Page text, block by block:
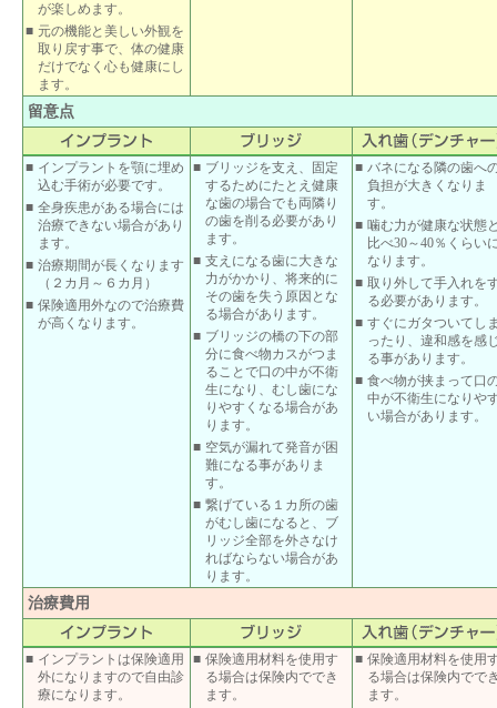
が楽しめます。
■ 元の機能と美しい外観を
取り戻す事で、体の健康
だけでなく心も健康にし
ます。
留意点
■ インプラントを顎に埋め
込む手術が必要です。
■ 全身疾患がある場合には
治療できない場合があり
ます。
■ 治療期間が長くなります
（２カ月～６カ月）
■ 保険適用外なので治療費
が高くなります。
■ ブリッジを支え、固定
するためにたとえ健康
な歯の場合でも両隣り
の歯を削る必要があり
ます。
■ 支えになる歯に大きな
力がかかり、将来的に
その歯を失う原因とな
る場合があります。
■ ブリッジの橋の下の部
分に食べ物カスがつま
ることで口の中が不衛
生になり、むし歯にな
りやすくなる場合があ
ります。
■ 空気が漏れて発音が困
難になる事がありま
す。
■ 繋げている１カ所の歯
がむし歯になると、ブ
リッジ全部を外さなけ
ればならない場合があ
ります。
■ バネになる隣の歯へ
負担が大きくなりま
す。
■ 噛む力が健康な状態
比べ30～40％くらい
なります。
■ 取り外して手入れを
る必要があります。
■ すぐにガタついてし
ったり、違和感を感
る事があります。
■ 食べ物が挟まって口
中が不衛生になりや
い場合があります。
治療費用
■ インプラントは保険適用
外になりますので自由診
療になります。
■ 保険適用材料を使用す
る場合は保険内ででき
ます。
■ 保険適用材料を使用
る場合は保険内でで
ます。